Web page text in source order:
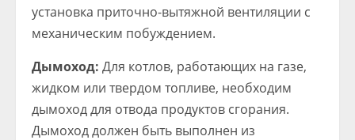
установка приточно-вытяжной вентиляции с
механическим побуждением.
Дымоход: Для котлов, работающих на газе,
жидком или твердом топливе, необходим
дымоход для отвода продуктов сгорания.
Дымоход должен быть выполнен из